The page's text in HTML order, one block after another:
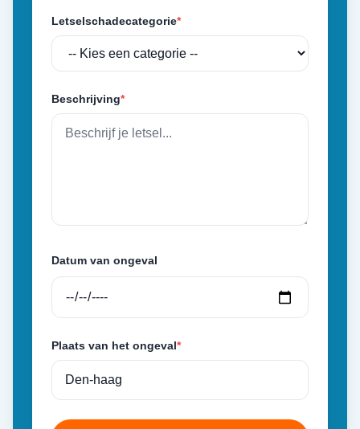
Letselschadecategorie*
Beschrijving*
Datum van ongeval
Plaats van het ongeval*